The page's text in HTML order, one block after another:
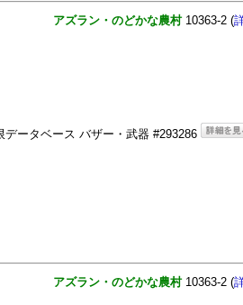
アズラン・のどかな農村10363-2 (
データベース バザー・武器 #293286
アズラン・のどかな農村10363-2 (